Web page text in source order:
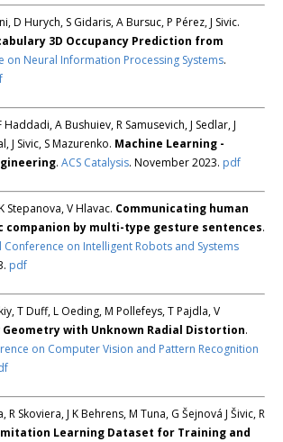
D Hurych, S Gidaris, A Bursuc, P Pérez, J Sivic.
3D Occupancy Prediction from
on Neural Information Processing Systems.
A Bushuiev, R Samusevich, J Sedlar, J
J Sivic, S Mazurenko. Machine Learning -
. ACS Catalysis. November 2023. pdf
Stepanova, V Hlavac. Communicating human
by multi-type gesture sentences.
Conference on Intelligent Robots and Systems
pdf
T Duff, L Oeding, M Pollefeys, T Pajdla, V
Geometry with Unknown Radial Distortion.
on Computer Vision and Pattern Recognition
R Skoviera, J K Behrens, M Tuna, G Šejnová J Šivic, R
Learning Dataset for Training and